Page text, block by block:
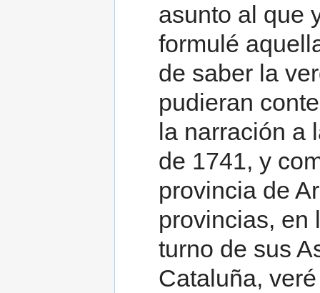
asunto al que
formulé
de saber la
pudieran
la narración a
de 1741, y
provincia de
provincias, en
turno de sus
Cataluña,